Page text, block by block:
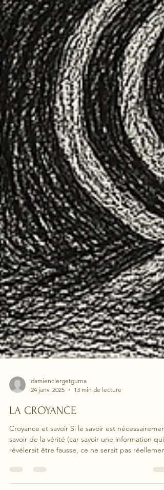
24 janv. 2025
13 min de lecture
LA CROYANCE
Croyance et savoir Si le savoir est nécessairement
révélerait être fausse, ce ne serait pas réellement
savoir), il s'en faut de beaucoup qu'une croyance